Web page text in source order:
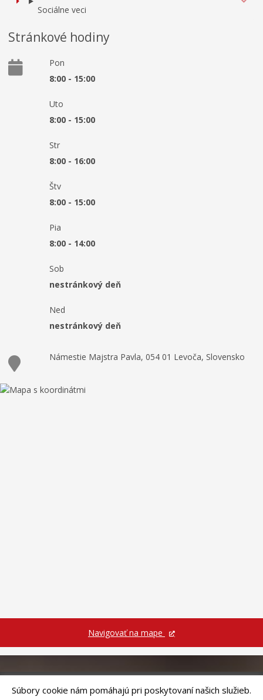
Sociálne veci
Stránkové hodiny
Pon
8:00 - 15:00
Uto
8:00 - 15:00
Str
8:00 - 16:00
Štv
8:00 - 15:00
Pia
8:00 - 14:00
Sob
nestránkový deň
Ned
nestránkový deň
Námestie Majstra Pavla, 054 01 Levoča, Slovensko
Navigovať na mape
Súbory cookie nám pomáhajú pri poskytovaní našich služieb.